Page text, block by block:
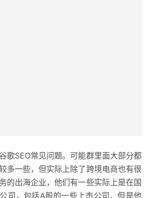
歌SEO常见问题。可能群里面大部分都
多一些，但实际上除了跨境电商也有很
的出海企业，他们有一些实际上是在国
司，包括A股的一些上市公司，但是他